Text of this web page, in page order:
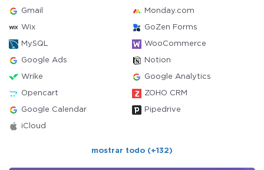
Gmail Monday.com
Wix GoZen Forms
MySQL WooCommerce
Google Ads Notion
Wrike Google Analytics
Opencart ZOHO CRM
Google Calendar Pipedrive
iCloud
mostrar todo (+132)